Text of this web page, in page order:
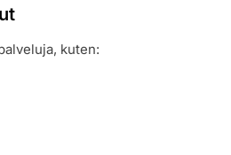
kuten: